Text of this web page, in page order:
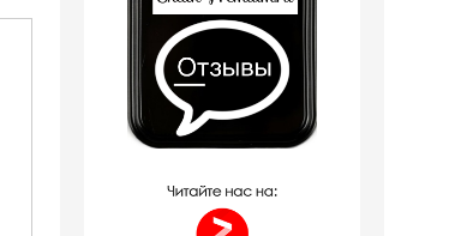
Распродажа